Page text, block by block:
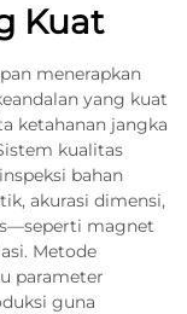
Kuat
menerapkan
yang kuat
ketahanan jangka
kualitas
bahan
akurasi dimensi,
magnet
Metode
parameter
guna